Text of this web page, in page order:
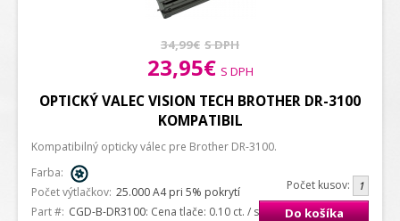
34,99€ S DPH
23,95€ S DPH
Počet kusov:
Do košíka
OPTICKÝ VALEC VISION TECH BROTHER DR-3100
KOMPATIBIL
Kompatibilný opticky válec pre Brother DR-3100.
Farba:
Počet výtlačkov: 25.000 A4 pri 5% pokrytí
Part #: CGD-B-DR3100: Cena tlače: 0.10 ct. / strana A4